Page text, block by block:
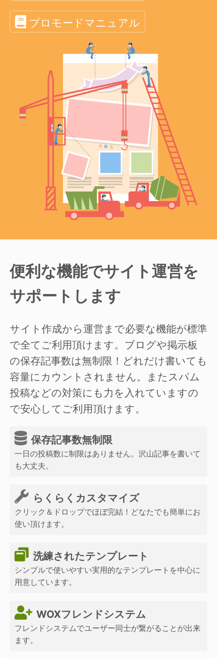
プロモードマニュアル
便利な機能でサイト運営を
サポートします
サイト作成から運営まで必要な機能が標準
で全てご利用頂けます。ブログや掲示板
の保存記事数は無制限！どれだけ書いても
容量にカウントされません。またスパム
投稿などの対策にも力を入れていますの
で安心してご利用頂けます。
保存記事数無制限
一日の投稿数に制限はありません。沢山記事を書いて
も大丈夫。
らくらくカスタマイズ
クリック＆ドロップでほぼ完結！どなたでも簡単にお
使い頂けます。
洗練されたテンプレート
シンプルで使いやすい実用的なテンプレートを中心に
用意しています。
WOXフレンドシステム
フレンドシステムでユーザー同士が繋がることが出来
ます。